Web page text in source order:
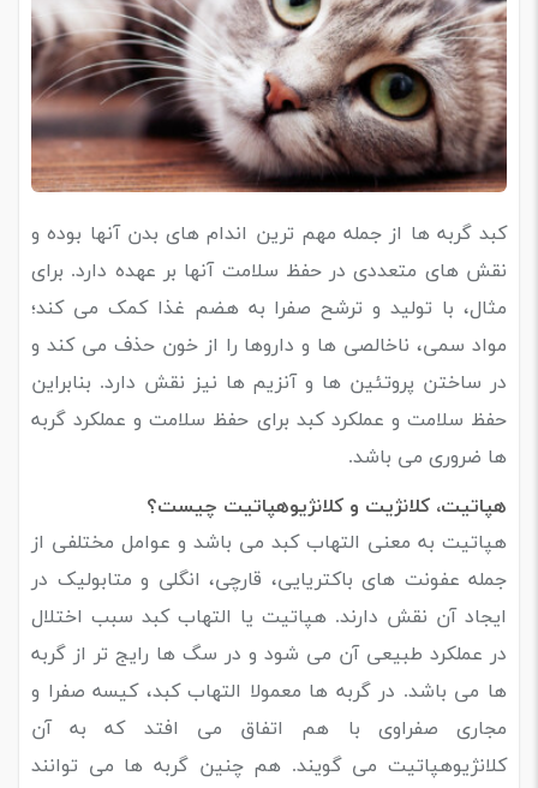
کبد گربه ها از جمله مهم ترین اندام های بدن آنها بوده و
نقش های متعددی در حفظ سلامت آنها بر عهده دارد. برای
مثال، با تولید و ترشح صفرا به هضم غذا کمک می کند؛
مواد سمی، ناخالصی ها و داروها را از خون حذف می کند و
در ساختن پروتئین ها و آنزیم ها نیز نقش دارد. بنابراین
حفظ سلامت و عملکرد کبد برای حفظ سلامت و عملکرد گربه
ها ضروری می باشد.
هپاتیت، کلانژیت و کلانژیوهپاتیت چیست؟
هپاتیت به معنی التهاب کبد می باشد و عوامل مختلفی از
جمله عفونت های باکتریایی، قارچی، انگلی و متابولیک در
ایجاد آن نقش دارند. هپاتیت یا التهاب کبد سبب اختلال
در عملکرد طبیعی آن می شود و در سگ ها رایج تر از گربه
ها می باشد. در گربه ها معمولا التهاب کبد، کیسه صفرا و
مجاری صفراوی با هم اتفاق می افتد که به آن
کلانژیوهپاتیت می گویند. هم چنین گربه ها می توانند